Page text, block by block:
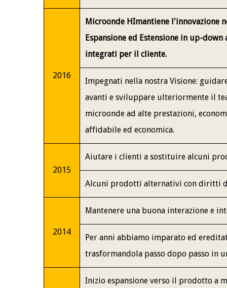
2016
Microonde HImantiene l'innovazione
Espansione ed Estensione in up-down
integrati per il cliente.
Impegnati nella nostra Visione:
avanti e sviluppare ulteriormente il
microonde ad alte prestazioni,
affidabile ed economica.
2015
Aiutare i clienti a sostituire alcuni
Alcuni prodotti alternativi con diritti
2014
Mantenere una buona interazione e
Per anni abbiamo imparato ed
trasformandola passo dopo passo in
Inizio espansione verso il prodotto a